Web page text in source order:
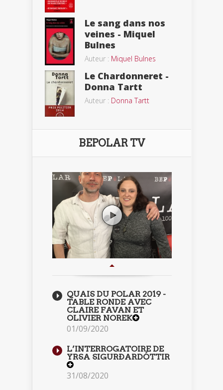
Le sang dans nos
veines - Miquel
Bulnes
Auteur : Miquel Bulnes
Le Chardonneret -
Donna Tartt
Auteur : Donna Tartt
BEPOLAR TV
QUAIS DU POLAR 2019 -
TABLE RONDE AVEC
CLAIRE FAVAN ET
OLIVIER NOREK
01/09/2020
L’INTERROGATOIRE DE
YRSA SIGURÐARDÓTTIR
31/08/2020